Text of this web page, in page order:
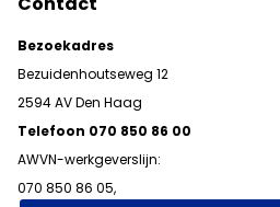
Bezoekadres
Bezuidenhoutseweg 12
2594 AV Den Haag
Telefoon 070 850 86 00
AWVN-werkgeverslijn:
070 850 86 05,